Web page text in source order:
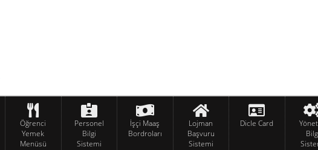
Öğrenci
Yemek
Menüsü
Personel
Bilgi
Sistemi
İşçi Maaş
Bordroları
Lojman
Başvuru
Sistemi
Dicle Card